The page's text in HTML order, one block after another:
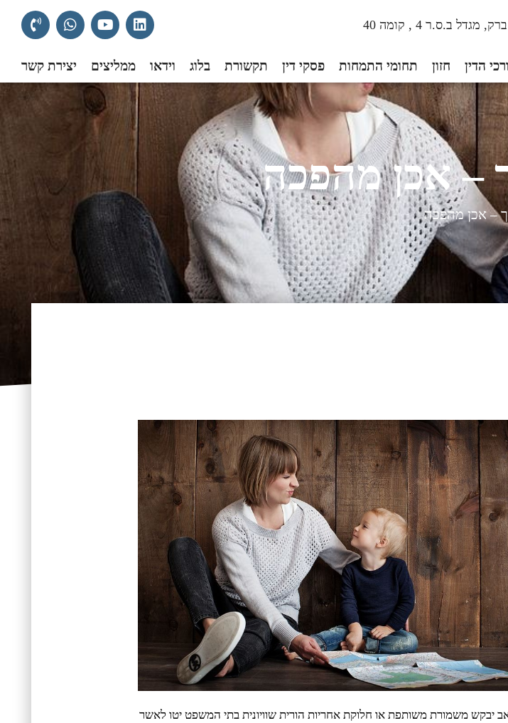
הדין חזון תחומי התמחות פסקי דין תקשורת בלוג וידאו ממליצים יצירת קשר
– אכן מהפכה
– אכן מהפכה
יבקש משמורת משותפת או חלוקת אחריות הורית שוויונית בתי המשפט יטו לאשר